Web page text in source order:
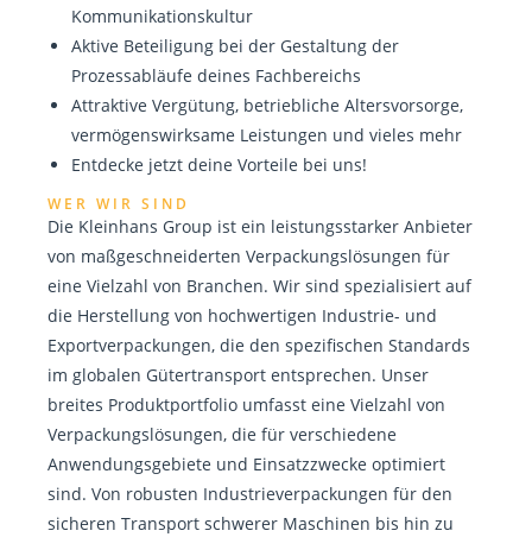
Kommunikationskultur
Aktive Beteiligung bei der Gestaltung der
Prozessabläufe deines Fachbereichs
Attraktive Vergütung, betriebliche Altersvorsorge,
vermögenswirksame Leistungen und vieles mehr
Entdecke jetzt deine Vorteile bei uns!
WER WIR SIND
Die Kleinhans Group ist ein leistungsstarker Anbieter
von maßgeschneiderten Verpackungslösungen für
eine Vielzahl von Branchen. Wir sind spezialisiert auf
die Herstellung von hochwertigen Industrie- und
Exportverpackungen, die den spezifischen Standards
im globalen Gütertransport entsprechen. Unser
breites Produktportfolio umfasst eine Vielzahl von
Verpackungslösungen, die für verschiedene
Anwendungsgebiete und Einsatzzwecke optimiert
sind. Von robusten Industrieverpackungen für den
sicheren Transport schwerer Maschinen bis hin zu